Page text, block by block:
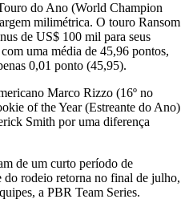
do Ano (World Champion
milimétrica. O touro Ransom
de US$ 100 mil para seus
uma média de 45,96 pontos,
0,01 ponto (45,95).
Marco Rizzo (16º no
of the Year (Estreante do Ano)
Smith por uma diferença
de um curto período de
do rodeio retorna no final de julho,
a PBR Team Series.